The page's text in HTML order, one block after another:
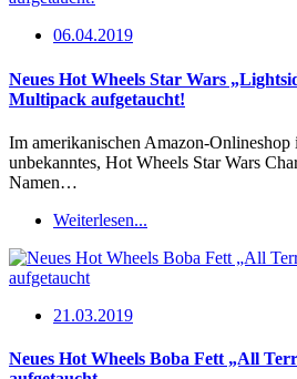
06.04.2019
Neues Hot Wheels Star Wars
Multipack aufgetaucht!
Im amerikanischen Amazon-Onlineshop
unbekanntes, Hot Wheels Star Wars
Namen…
Weiterlesen...
21.03.2019
Neues Hot Wheels Boba Fett „All